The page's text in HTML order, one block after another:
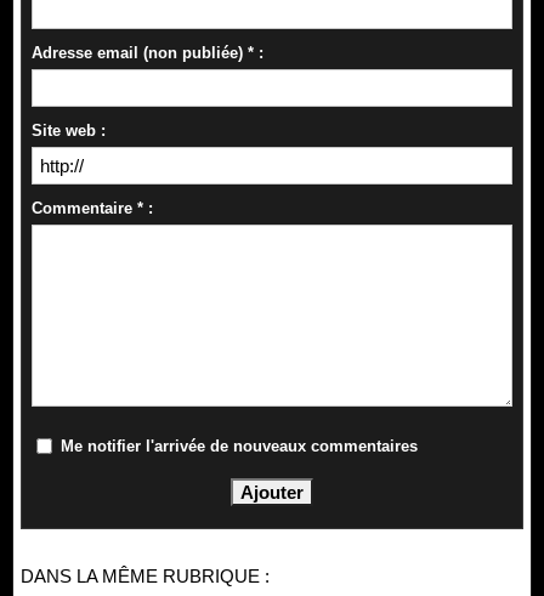
Adresse email (non publiée) * :
Site web :
Commentaire * :
Me notifier l'arrivée de nouveaux commentaires
DANS LA MÊME RUBRIQUE :